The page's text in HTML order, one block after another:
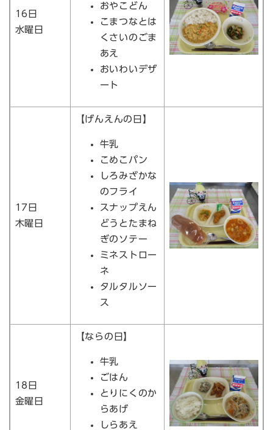
16日
水曜日
おやこどん
こまつなとは
くさいのごま
あえ
おいわいデザ
ート
17日
木曜日
【げんえんの日】
牛乳
こめこパン
しろみざかな
のフライ
スナップえん
どうとたまね
ぎのソテー
ミネストロー
ネ
タルタルソー
ス
18日
金曜日
【ならの日】
牛乳
ごはん
とりにくのか
らあげ
しらあえ